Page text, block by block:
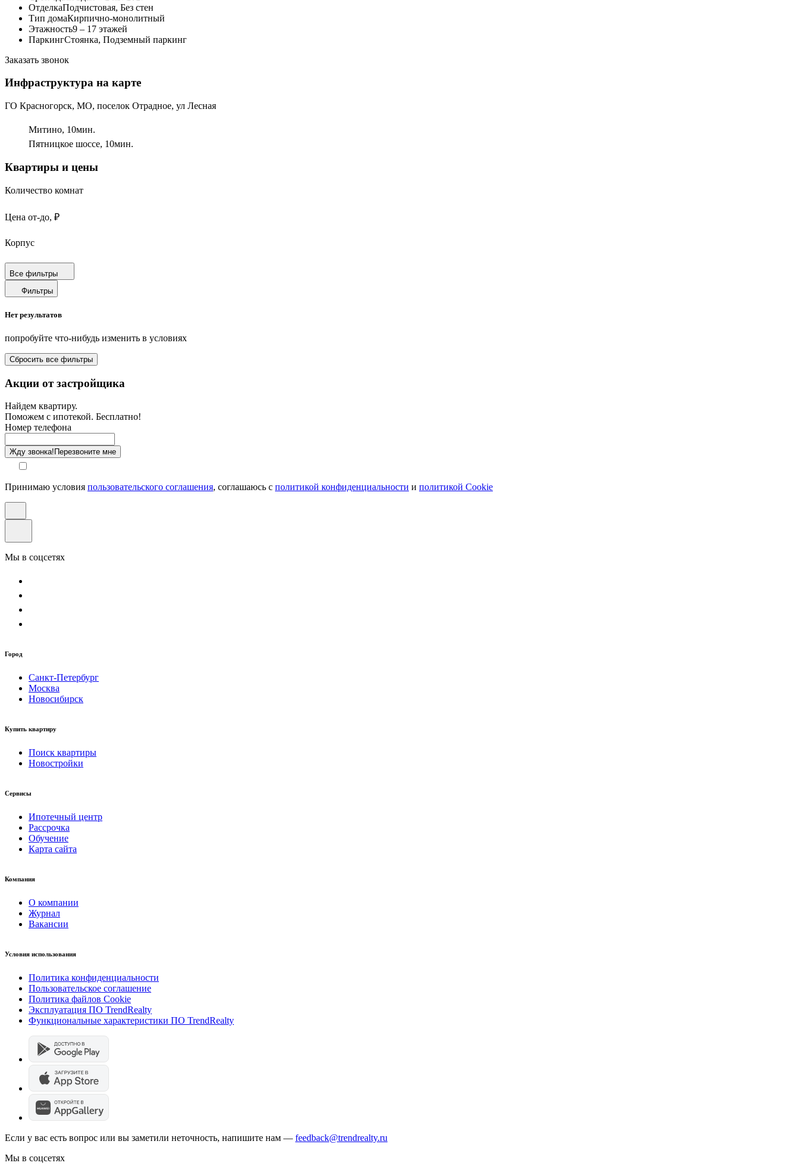
ОтделкаПодчистовая, Без стен
Тип домаКирпично-монолитный
Этажность9 – 17 этажей
ПаркингСтоянка, Подземный паркинг
Заказать звонок
Инфраструктура на карте
ГО Красногорск, МО, поселок Отрадное, ул Лесная
Митино, 10мин.
Пятницкое шоссе, 10мин.
Квартиры и цены
Количество комнат
Цена от-до, ₽
Корпус
Срок сдачи
Площадь от-до, м²
Площадь кухни от-до, м²
Площадь балкона от-до, м²
Санузел
Этаж
Способ оплаты
Все фильтры
Фильтры
Нет результатов
попробуйте что-нибудь изменить в условиях
Сбросить все фильтры
Акции от застройщика
Найдем квартиру.
Поможем с ипотекой. Бесплатно!
Номер телефона
Жду звонка! Перезвоните мне
Принимаю условия пользовательского соглашения, соглашаюсь с политикой конфиденциальности и политикой Cookie
Мы в соцсетях
Город
Санкт-Петербург
Москва
Новосибирск
Купить квартиру
Поиск квартиры
Новостройки
Сервисы
Ипотечный центр
Рассрочка
Обучение
Карта сайта
Компания
О компании
Журнал
Вакансии
Условия использования
Политика конфиденциальности
Пользовательское соглашение
Политика файлов Cookie
Эксплуатация ПО TrendRealty
Функциональные характеристики ПО TrendRealty
Если у вас есть вопрос или вы заметили неточность, напишите нам — feedback@trendrealty.ru
Мы в соцсетях